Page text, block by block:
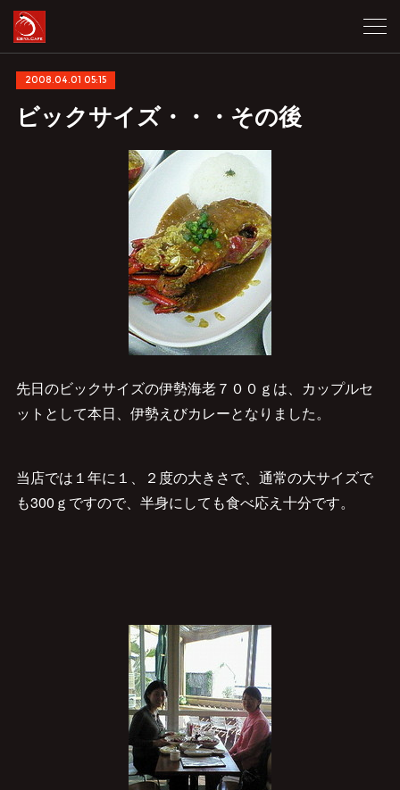
2008.04.01 05:15
ビックサイズ・・・その後
先日のビックサイズの伊勢海老７００ｇは、カップルセ
ットとして本日、伊勢えびカレーとなりました。
当店では１年に１、２度の大きさで、通常の大サイズで
も300ｇですので、半身にしても食べ応え十分です。